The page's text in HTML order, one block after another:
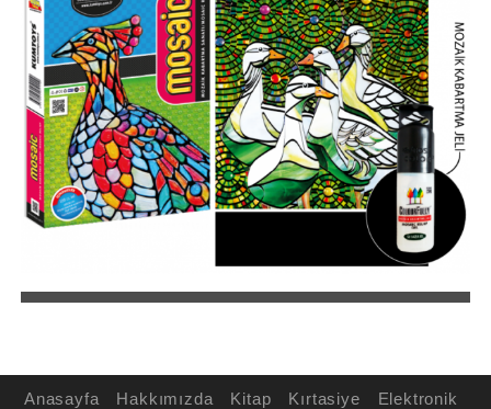
Anasayfa Hakkımızda Kitap Kırtasiye Elektronik